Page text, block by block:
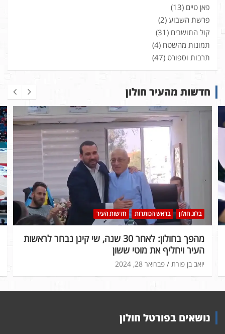
פאן טיים (13)
פרשת השבוע (2)
קול התושבים (31)
תמונות מהשטח (4)
תרבות וספורט (47)
חדשות מהעיר חולון
בלוג חולון בראש הכותרות חדשות העיר
מהפך בחולון: לאחר 30 שנה, שי קינן נבחר לראשות
העיר ויחליף את מוטי ששון
פברואר 28, 2024 יואב בן פורת
נושאים בפורטל חולון